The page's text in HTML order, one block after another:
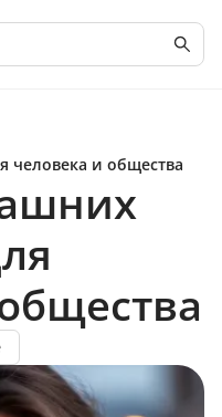
человека и общества